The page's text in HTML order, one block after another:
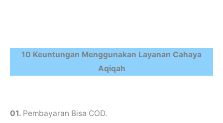
10 Keuntungan Menggunakan Layanan Cahaya
Aqiqah
01. Pembayaran Bisa COD.